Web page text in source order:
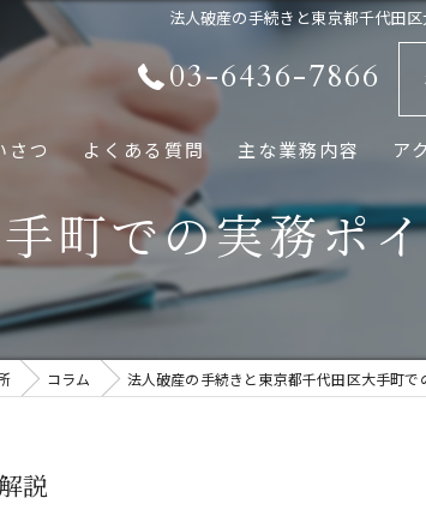
法人破産の手続きと東京都千代田
03-6436-7866
さつ よくある質問 主な業務内容
交通事故
相続
企業法務
ア
町での実務ポ
コラム 法人破産の手続きと東京都千代田区大手町
説